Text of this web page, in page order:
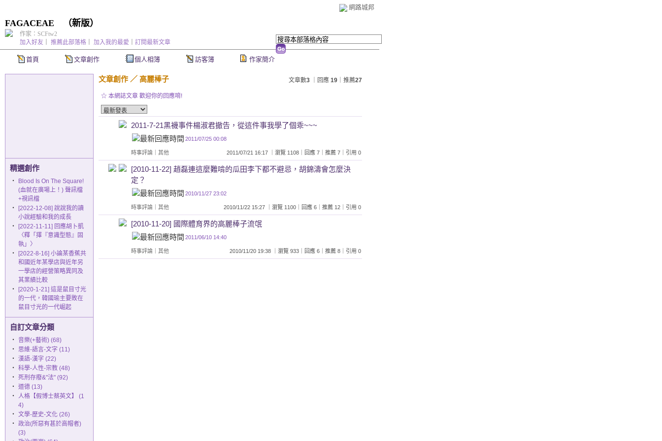
網路城邦
FAGACEAE （新版）
首頁 文章創作 個人相簿 訪客簿 作家簡介
加入好友 推薦此部落格 加入我的最愛 訂閱最新文章
作家：SCFtw2
精選創作
‧
Blood Is On The Square!
(血就在廣場上！) 聲訊檔
+視訊檔
‧
[2022-12-08] 說說我的讀
小說經驗和我的成長
‧
[2022-11-11] 回應胡卜凱
〈釋「擇『意識型態』固
執」〉
‧
[2022-8-16] 小論某香蕉共
和國近年某學店與近年另
一學店的經營策略異同及
其業績比較
‧
[2020-1-21] 這是鼠目寸光
的一代，韓國瑜主要敗在
鼠目寸光的一代崛起
自訂文章分類
‧ 音樂(+藝術) (68)
‧
思維-語言-文字 (11)
‧ 漢語-漢字 (22)
‧ 科學-人性-宗教 (48)
‧ 死刑存廢&"法" (92)
‧ 道德 (13)
‧ 人格【假博士蔡英文】 (1
4)
‧ 文學-歷史-文化 (26)
‧ 政治(所惡有甚於高帽者)
(3)
文章創作 ／ 高麗棒子 文章數3 ｜回應 19 ｜推薦27
☆ 本網誌文章 歡迎你的回應唷!
2011-7-21黑襪事件楊淑君撤告，從這件事我學了個乖~~~
2011/07/25 00:08
時事評論 其他 2011/07/21 16:17 ｜瀏覽 1108｜回應 7｜推薦 7｜引用 0
[2010-11-22] 趙磊連這麼難啃的瓜田李下都不避忌，胡錦濤會怎麼決
定？
2010/11/27 23:02
時事評論 其他 2010/11/22 15:27 ｜瀏覽 1100｜回應 6｜推薦 12｜引用 0
[2010-11-20] 國際體育界的高麗棒子流氓
2011/06/10 14:40
時事評論 其他 2010/11/20 19:38 ｜瀏覽 933｜回應 6｜推薦 8｜引用 0